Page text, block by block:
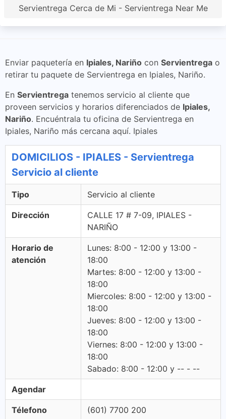
Servientrega Cerca de Mi - Servientrega Near Me
Enviar paquetería en Ipiales, Nariño con Servientrega o
retirar tu paquete de Servientrega en Ipiales, Nariño.
En Servientrega tenemos servicio al cliente que
proveen servicios y horarios diferenciados de Ipiales,
Nariño. Encuéntrala tu oficina de Servientrega en
Ipiales, Nariño más cercana aquí. Ipiales
DOMICILIOS - IPIALES - Servientrega
Servicio al cliente
Tipo Servicio al cliente
Dirección
CALLE 17 # 7-09, IPIALES -
NARIÑO
Horario de
atención
Lunes: 8:00 - 12:00 y 13:00 -
18:00
Martes: 8:00 - 12:00 y 13:00 -
18:00
Miercoles: 8:00 - 12:00 y 13:00 -
18:00
Jueves: 8:00 - 12:00 y 13:00 -
18:00
Viernes: 8:00 - 12:00 y 13:00 -
18:00
Sabado: 8:00 - 12:00 y -- - --
Agendar
Télefono (601) 7700 200